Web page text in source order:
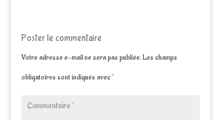
Poster le commentaire
Votre adresse e-mail ne sera pas publiée.Les champs
obligatoires sont indiqués avec*